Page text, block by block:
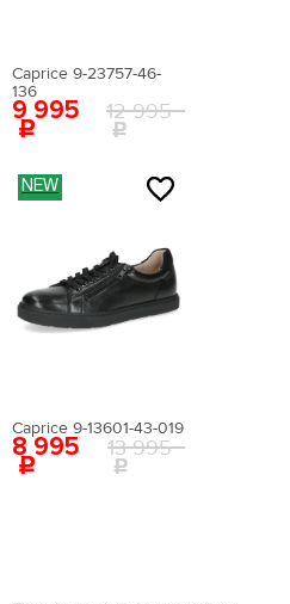
Caprice 9-23757-46-
136
9 995 12 995
NEW
Caprice 9-13601-43-019
8 995 13 995
Застежка: без застежки